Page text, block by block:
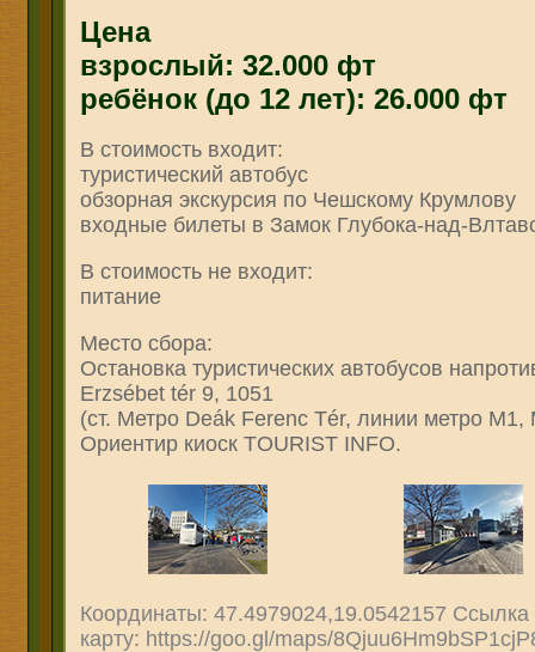
Цена
взрослый: 32.000 фт
ребёнок (до 12 лет): 26.000 фт
В стоимость входит:
туристический автобус
обзорная экскурсия по Чешскому Крумлову
входные билеты в Замок Глубока-над-
В стоимость не входит:
питание
Место сбора:
Остановка туристических автобусов
Erzsébet tér 9, 1051
(ст. Метро Deák Ferenc Tér, линии метро
Ориентир киоск TOURIST INFO.
Координаты: 47.4979024,19.0542157 Ссылка
карту: https://goo.gl/maps/